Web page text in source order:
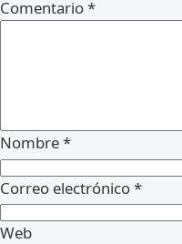
Comentario*
Nombre*
Correo electrónico*
Web